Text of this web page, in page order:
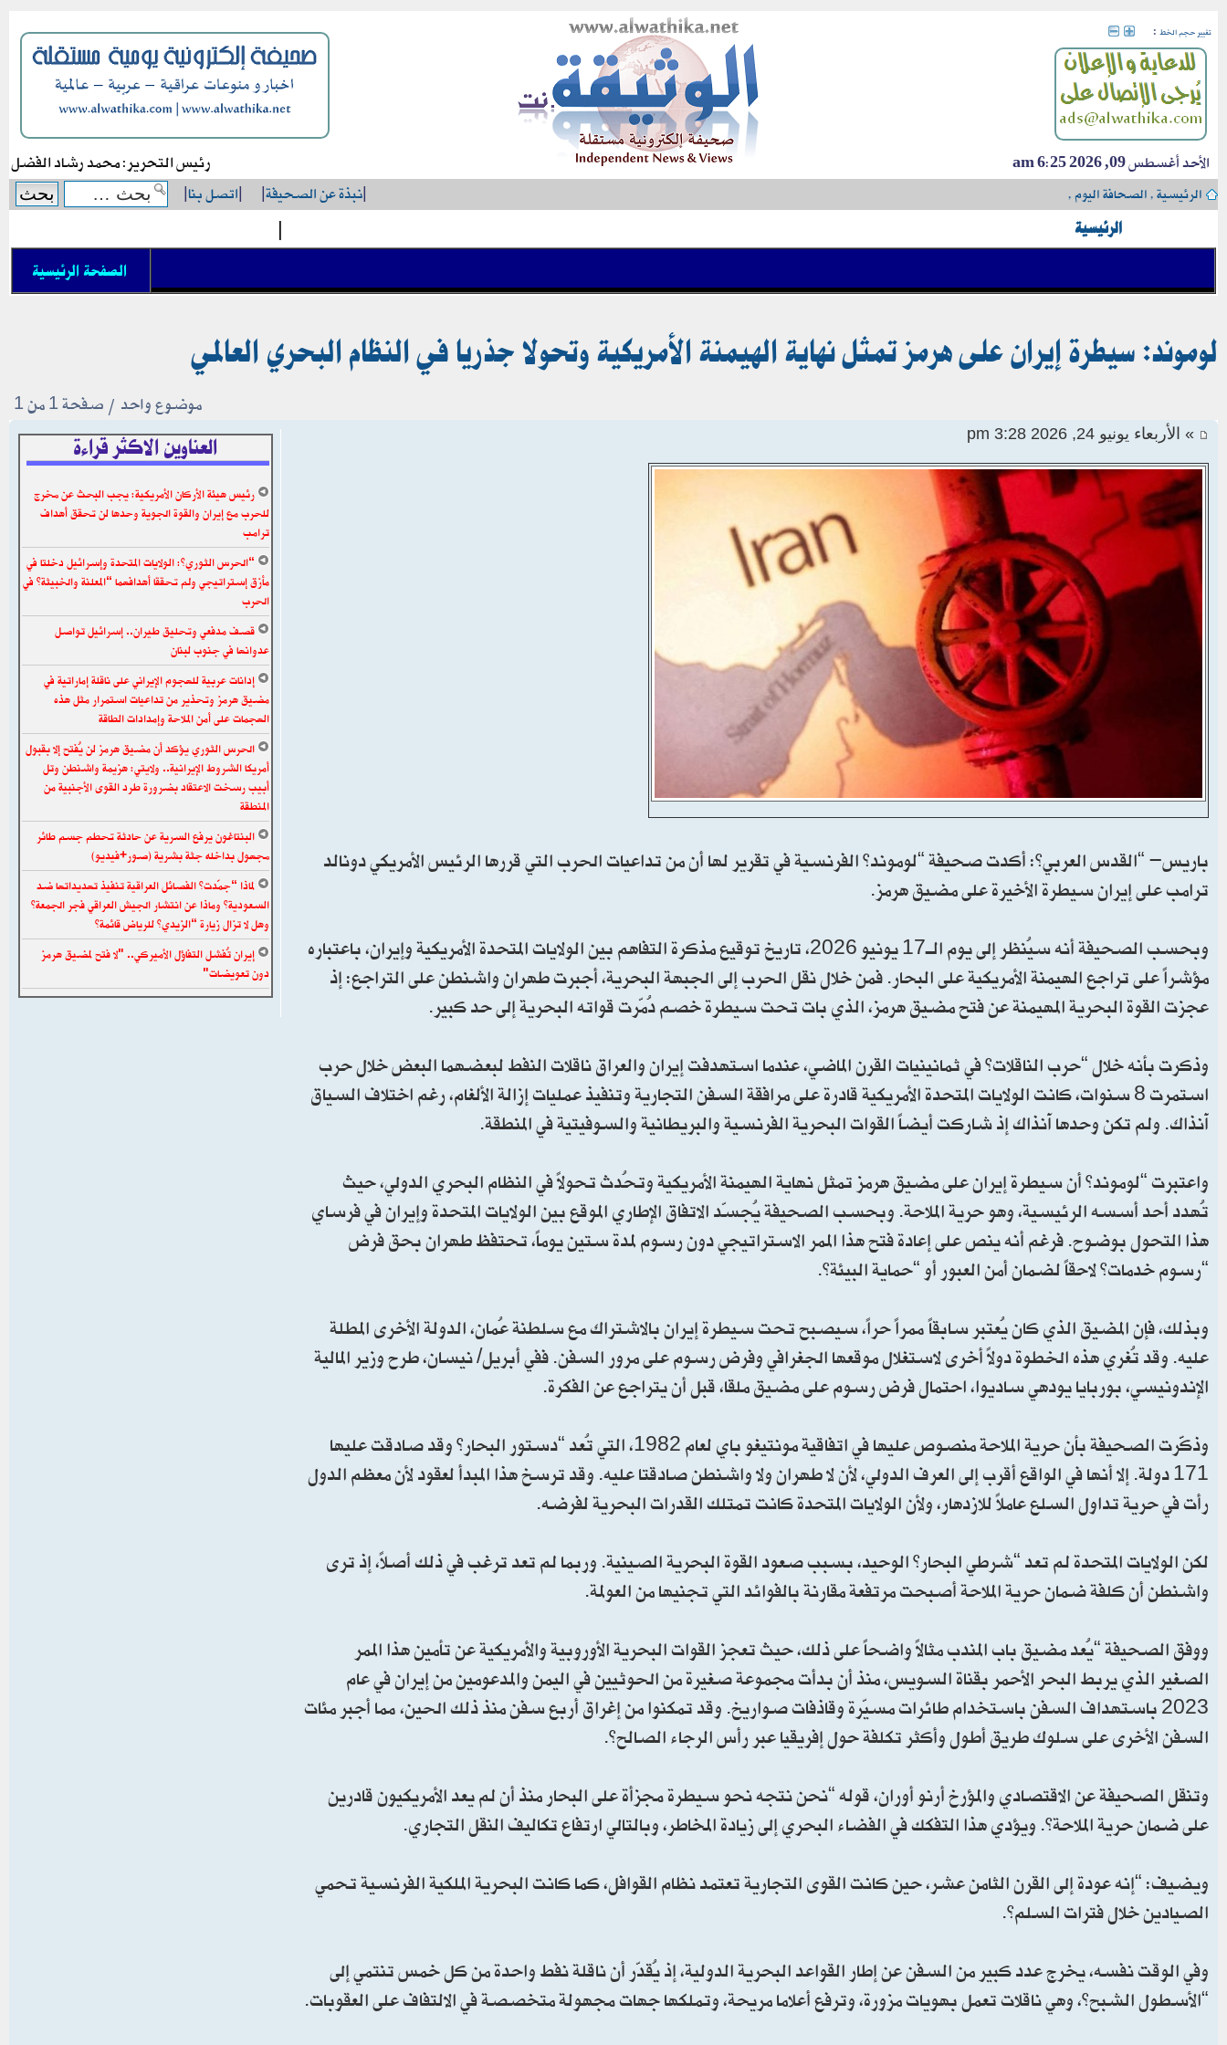
تغيير حجم الخط :
الأحد أغسطس 09, 2026 6:25 am رئيس التحرير: محمد رشاد الفضل
الرئيسية›الصحافة اليوم›
|نبذة عن الصحيفة|
|اتصل بنا|
الرئيسية |
الصفحة الرئيسية
لوموند: سيطرة إيران على هرمز تمثل نهاية الهيمنة الأمريكية وتحولا جذريا في النظام البحري العالمي
موضوع واحد • صفحة1من1
» الأربعاء يونيو 24, 2026 3:28 pm
باريس- “القدس العربي”: أكدت صحيفة “لوموند” الفرنسية في تقرير لها أن من تداعيات الحرب التي قررها الرئيس الأمريكي دونالد
ترامب على إيران سيطرة الأخيرة على مضيق هرمز.
وبحسب الصحيفة أنه سيُنظر إلى يوم الـ17 يونيو 2026، تاريخ توقيع مذكرة التفاهم بين الولايات المتحدة الأمريكية وإيران، باعتباره
مؤشراً على تراجع الهيمنة الأمريكية على البحار. فمن خلال نقل الحرب إلى الجبهة البحرية، أجبرت طهران واشنطن على التراجع: إذ
عجزت القوة البحرية المهيمنة عن فتح مضيق هرمز، الذي بات تحت سيطرة خصم دُمّرت قواته البحرية إلى حد كبير.
وذكرت بأنه خلال “حرب الناقلات” في ثمانينيات القرن الماضي، عندما استهدفت إيران والعراق ناقلات النفط لبعضهما البعض خلال حرب
استمرت 8 سنوات، كانت الولايات المتحدة الأمريكية قادرة على مرافقة السفن التجارية وتنفيذ عمليات إزالة الألغام، رغم اختلاف السياق
آنذاك. ولم تكن وحدها آنذاك إذ شاركت أيضاً القوات البحرية الفرنسية والبريطانية والسوفيتية في المنطقة.
واعتبرت “لوموند” أن سيطرة إيران على مضيق هرمز تمثل نهاية الهيمنة الأمريكية وتُحدث تحولاً في النظام البحري الدولي، حيث
تُهدد أحد أسسه الرئيسية، وهو حرية الملاحة. وبحسب الصحيفة يُجسّد الاتفاق الإطاري الموقع بين الولايات المتحدة وإيران في فرساي
هذا التحول بوضوح. فرغم أنه ينص على إعادة فتح هذا الممر الاستراتيجي دون رسوم لمدة ستين يوماً، تحتفظ طهران بحق فرض
“رسوم خدمات” لاحقاً لضمان أمن العبور أو “حماية البيئة”.
وبذلك، فإن المضيق الذي كان يُعتبر سابقاً ممراً حراً، سيصبح تحت سيطرة إيران بالاشتراك مع سلطنة عُمان، الدولة الأخرى المطلة
عليه. وقد تُغري هذه الخطوة دولاً أخرى لاستغلال موقعها الجغرافي وفرض رسوم على مرور السفن. ففي أبريل/ نيسان، طرح وزير المالية
الإندونيسي، بوربايا يودهي ساديوا، احتمال فرض رسوم على مضيق ملقا، قبل أن يتراجع عن الفكرة.
وذكَّرت الصحيفة بأن حرية الملاحة منصوص عليها في اتفاقية مونتيغو باي لعام 1982، التي تُعد “دستور البحار” وقد صادقت عليها
171 دولة. إلا أنها في الواقع أقرب إلى العرف الدولي، لأن لا طهران ولا واشنطن صادقتا عليه. وقد ترسخ هذا المبدأ لعقود لأن معظم الدول
رأت في حرية تداول السلع عاملاً للازدهار، ولأن الولايات المتحدة كانت تمتلك القدرات البحرية لفرضه.
لكن الولايات المتحدة لم تعد “شرطي البحار” الوحيد، بسبب صعود القوة البحرية الصينية. وربما لم تعد ترغب في ذلك أصلاً، إذ ترى
واشنطن أن كلفة ضمان حرية الملاحة أصبحت مرتفعة مقارنة بالفوائد التي تجنيها من العولمة.
ووفق الصحيفة “يُعد مضيق باب المندب مثالاً واضحاً على ذلك، حيث تعجز القوات البحرية الأوروبية والأمريكية عن تأمين هذا الممر
الصغير الذي يربط البحر الأحمر بقناة السويس، منذ أن بدأت مجموعة صغيرة من الحوثيين في اليمن والمدعومين من إيران في عام
2023 باستهداف السفن باستخدام طائرات مسيّرة وقاذفات صواريخ. وقد تمكنوا من إغراق أربع سفن منذ ذلك الحين، مما أجبر مئات
السفن الأخرى على سلوك طريق أطول وأكثر تكلفة حول إفريقيا عبر رأس الرجاء الصالح”.
وتنقل الصحيفة عن الاقتصادي والمؤرخ أرنو أوران، قوله “نحن نتجه نحو سيطرة مجزأة على البحار منذ أن لم يعد الأمريكيون قادرين
على ضمان حرية الملاحة”. ويؤدي هذا التفكك في الفضاء البحري إلى زيادة المخاطر، وبالتالي ارتفاع تكاليف النقل التجاري.
ويضيف: “إنه عودة إلى القرن الثامن عشر، حين كانت القوى التجارية تعتمد نظام القوافل، كما كانت البحرية الملكية الفرنسية تحمي
الصيادين خلال فترات السلم”.
وفي الوقت نفسه، يخرج عدد كبير من السفن عن إطار القواعد البحرية الدولية، إذ يُقدّر أن ناقلة نفط واحدة من كل خمس تنتمي إلى
“الأسطول الشبح”، وهي ناقلات تعمل بهويات مزورة، وترفع أعلاما مريحة، وتملكها جهات مجهولة متخصصة في الالتفاف على العقوبات.
العناوين الاكثر قراءة
رئيس هيئة الأركان الأمريكية: يجب البحث عن مخرج
للحرب مع إيران والقوة الجوية وحدها لن تحقق أهداف
ترامب
“الحرس الثوري”: الولايات المتحدة وإسرائيل دخلتا في
مأزق إستراتيجي ولم تحققا أهدافهما “المعلنة والخبيثة” في
الحرب
قصف مدفعي وتحليق طيران.. إسرائيل تواصل
عدوانها في جنوب لبنان
إدانات عربية للهجوم الإيراني على ناقلة إماراتية في
مضيق هرمز وتحذير من تداعيات استمرار مثل هذه
الهجمات على أمن الملاحة وإمدادات الطاقة
الحرس الثوري يؤكد أن مضيق هرمز لن يُفتح إلا بقبول
أمريكا الشروط الإيرانية.. ولايتي: هزيمة واشنطن وتل
أبيب رسخت الاعتقاد بضرورة طرد القوى الأجنبية من
المنطقة
البنتاغون يرفع السرية عن حادثة تحطم جسم طائر
مجهول بداخله جثة بشرية (صور+فيديو)
لماذا “جمّدت” الفصائل العراقية تنفيذ تهديداتها ضد
السعودية؟ وماذا عن انتشار الجيش العراقي فجر الجمعة؟
وهل لا تزال زيارة “الزيدي” للرياض قائمة؟
إيران تُفشل التفاؤل الأميركي.. "لا فتح لمضيق هرمز
دون تعويضات"